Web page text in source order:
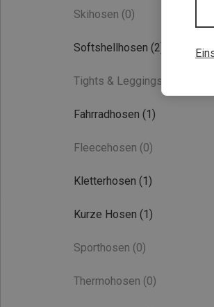
Skihosen (0)
Softshellhosen (2)
Tights & Leggings
Fahrradhosen (1)
Fleecehosen (0)
Kletterhosen (1)
Kurze Hosen (1)
Sporthosen (0)
Thermohosen (0)